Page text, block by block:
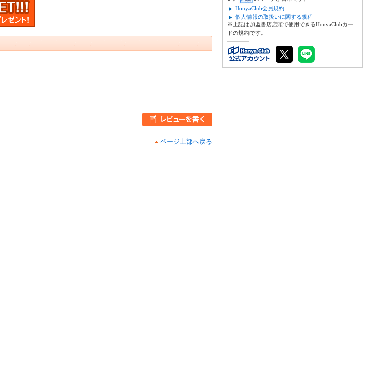
ページ上部へ戻る
HonyaClub会員規約
個人情報の取扱いに関する規程
※上記は加盟書店店頭で使用できるHonyaClubカー
ドの規約です。